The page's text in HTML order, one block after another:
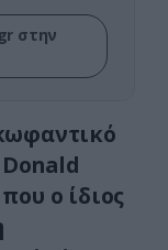
στην
ο ίδιος